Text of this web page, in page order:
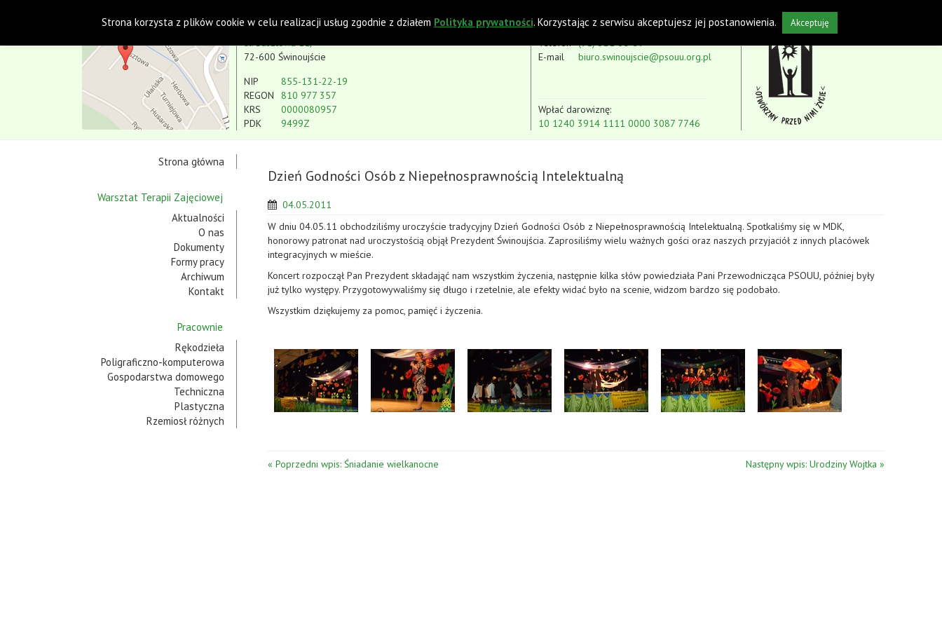
Koło w Świnoujściu
ul. Basztowa 11,
72-600 Świnoujście
NIP
REGON
KRS
PDK
855-131-22-19
810 977 357
0000080957
9499Z
Telefon
E-mail
(91) 321-35-59
biuro.swinoujscie@psouu.org.pl
Wpłać darowiznę:
10 1240 3914 1111 0000 3087 7746
Strona główna
Warsztat Terapii Zajęciowej
Aktualności
O nas
Dokumenty
Formy pracy
Archiwum
Kontakt
Pracownie
Rękodzieła
Poligraficzno-komputerowa
Gospodarstwa domowego
Techniczna
Plastyczna
Rzemiosł różnych
Dzień Godności Osób z Niepełnosprawnością Intelektualną
04.05.2011
W dniu 04.05.11 obchodziliśmy uroczyście tradycyjny Dzień Godności Osób z Niepełnosprawnością Intelektualną. Spotkaliśmy się w MDK,
honorowy patronat nad uroczystością objął Prezydent Świnoujścia. Zaprosiliśmy wielu ważnych gości oraz naszych przyjaciół z innych placówek
integracyjnych w mieście.
Koncert rozpoczął Pan Prezydent składająć nam wszystkim życzenia, następnie kilka słów powiedziała Pani Przewodnicząca PSOUU, później były
już tylko występy. Przygotowywaliśmy się długo i rzetelnie, ale efekty widać było na scenie, widzom bardzo się podobało.
Wszystkim dziękujemy za pomoc, pamięć i życzenia.
« Poprzedni wpis: Śniadanie wielkanocne Następny wpis: Urodziny Wojtka »
Strona korzysta z plików cookie w celu realizacji usług zgodnie z działem Polityka prywatności. Korzystając z serwisu akceptujesz jej postanowienia. Akceptuję